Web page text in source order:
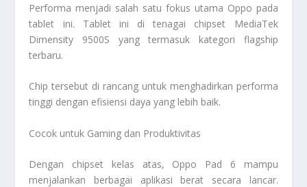
Performa menjadi salah satu fokus utama Oppo pada
tablet ini. Tablet ini di tenagai chipset MediaTek
Dimensity 9500S yang termasuk kategori flagship
terbaru.
Chip tersebut di rancang untuk menghadirkan performa
tinggi dengan efisiensi daya yang lebih baik.
Cocok untuk Gaming dan Produktivitas
Dengan chipset kelas atas, Oppo Pad 6 mampu
menjalankan berbagai aplikasi berat secara lancar.